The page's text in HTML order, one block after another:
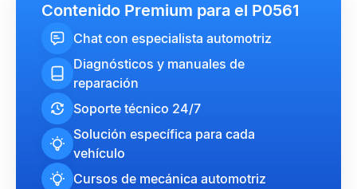
Contenido Premium para el P0561
Chat con especialista automotriz
Diagnósticos y manuales de
reparación
Soporte técnico 24/7
Solución específica para cada
vehículo
Cursos de mecánica automotriz